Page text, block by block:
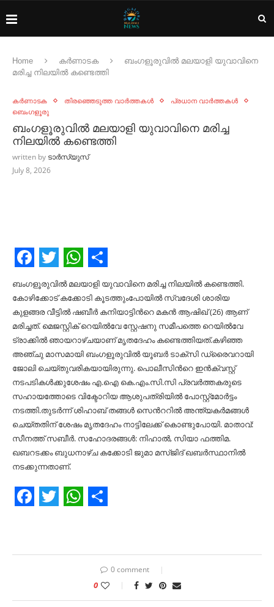
Home കർണാടക
ബംഗളൂരുവില്‍ മലയാളി യുവാവിനെ
മരിച്ച നിലയില്‍ കണ്ടെത്തി
കർണാടക തിരഞ്ഞെടുത്ത വാർത്തകൾ
പ്രധാന വാർത്തകൾ
ബെംഗളൂരു
ബംഗളൂരുവില്‍ മലയാളി യുവാവിനെ മരിച്ച
നിലയില്‍ കണ്ടെത്തി
written by ടാർസ്യുസ്
July 8, 2026
Facebook
Twitter
WhatsApp
Share
ബംഗളൂരുവില്‍ മലയാളി യുവാവിനെ മരിച്ച നിലയില്‍ കണ്ടെത്തി.
കോഴിക്കോട് കക്കോടി കൂടത്തുംപോയില്‍ സ്വദേശി ശാരിയ
കുളങ്ങര വീട്ടില്‍ ഷബീർ കനിയാട്ടിൻറെ മകൻ ആഷിഖ് (26) ആണ്
മരിച്ചത്. മെജസ്റ്റിക് റെയില്‍വേ സ്റ്റേഷനു സമീപത്തെ റെയില്‍വേ
ട്രാക്കില്‍ ഞായറാഴ്ചയാണ് മൃതദേഹം കണ്ടെത്തിയത്.കഴിഞ്ഞ
അഞ്ചു മാസമായി ബംഗളൂരുവില്‍ യൂബർ ടാക്സി ഡ്രൈവറായി
ജോലി ചെയ്തുവരികയായിരുന്നു. പൊലീസിൻറെ ഇൻക്വസ്റ്റ്
നടപടികള്‍ക്കുശേഷം എ.ഐ കെ.എം.സി.സി പ്രവർത്തകരുടെ
സഹായത്തോടെ വിക്ടോറിയ ആശുപത്രിയില്‍ പോസ്റ്റ്‌മോർട്ടം
നടത്തി.തുടർന്ന് ശിഹാബ് തങ്ങള്‍ സെൻററില്‍ അന്ത്യകർമങ്ങള്‍
ചെയ്തതിന് ശേഷം മൃതദേഹം നാട്ടിലേക്ക് കൊണ്ടുപോയി. മാതാവ്:
സീനത്ത് സബീർ. സഹോദരങ്ങള്‍: നിഹാല്‍, സിയാ ഫത്തിമ.
ഖബറടക്കം ബുധനാഴ്ച കക്കോടി ജുമാ മസ്ജിദ് ഖബർസ്ഥാനില്‍
നടക്കുന്നതാണ്.
0 comment
0